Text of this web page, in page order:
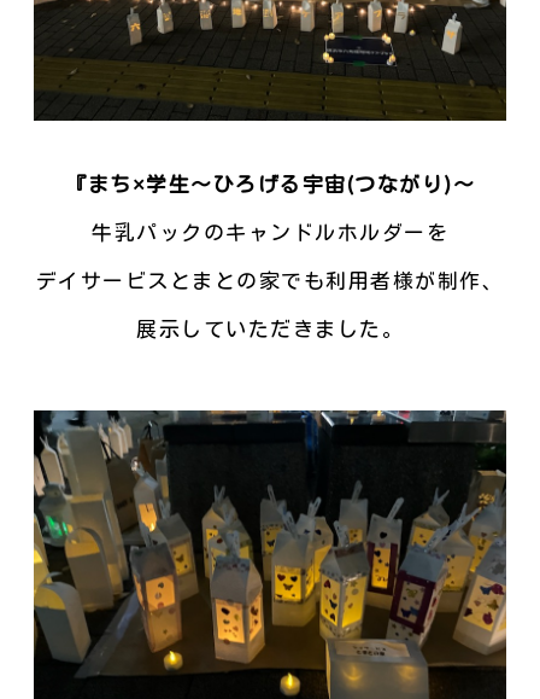
『まち×学生～ひろげる宇宙(つながり)～
牛乳パックのキャンドルホルダーを
デイサービスとまとの家でも利用者様が制作、
展示していただきました。